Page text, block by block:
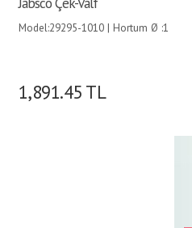
Model:29295-1010 | Hortum Ø :1
1,891.45 TL